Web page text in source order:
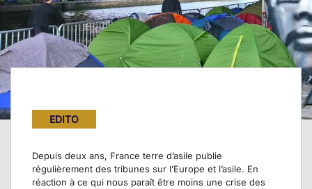
EDITO
Depuis deux ans, France terre d’asile publie
régulièrement des tribunes sur l’Europe et l’asile. En
réaction à ce qui nous paraît être moins une crise des